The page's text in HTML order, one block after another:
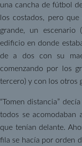
una cancha de fútbol
los costados, pero
grande, un escenario
edificio en donde
de a dos con su
comenzando por los
tercero) y con los otros
“Tomen distancia”
todos se acomodaban
que tenían delante.
fila se hacía por orden